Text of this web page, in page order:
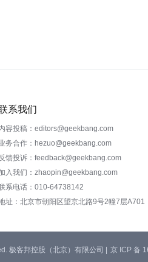
系我们
容投稿：editors@geekbang.com
务合作：hezuo@geekbang.com
馈投诉：feedback@geekbang.com
入我们：zhaopin@geekbang.com
系电话：010-64738142
址：北京市朝阳区望京北路9号2幢7层A701
极客邦控股（北京）有限公司 | 京 ICP 备